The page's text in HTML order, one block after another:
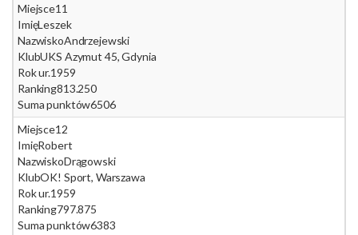
Miejsce11
ImięLeszek
NazwiskoAndrzejewski
KlubUKS Azymut 45, Gdynia
Rok ur.1959
Ranking813.250
Suma punktów6506
Miejsce12
ImięRobert
NazwiskoDrągowski
KlubOK! Sport, Warszawa
Rok ur.1959
Ranking797.875
Suma punktów6383